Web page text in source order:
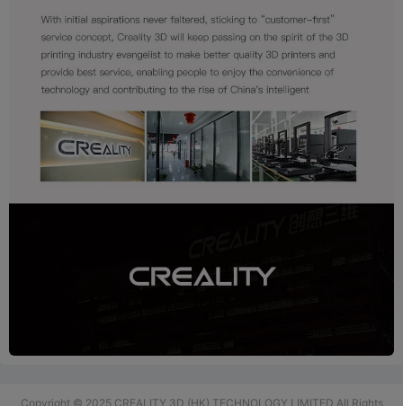
Copyright © 2025 CREALITY 3D (HK) TECHNOLOGY LIMITED All Rights